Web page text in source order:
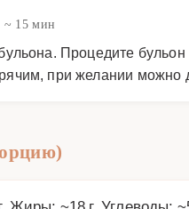
~ 15 мин
Процедите
при желании можно